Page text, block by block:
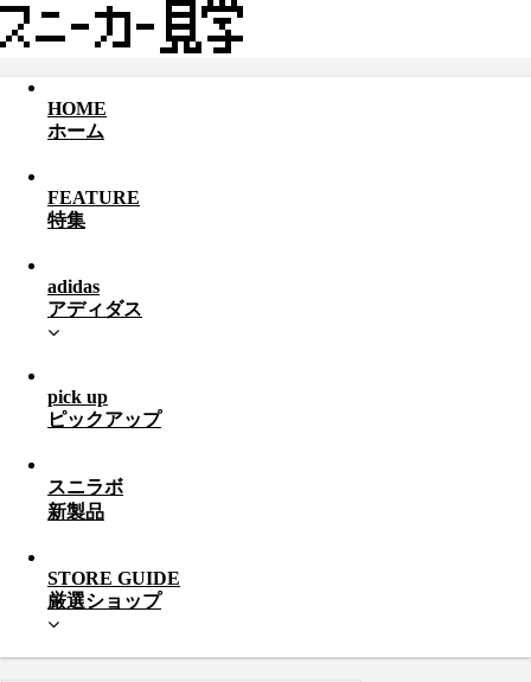
HOME
ホーム
FEATURE
特集
adidas
アディダス
pick up
ピックアップ
スニラボ
新製品
STORE GUIDE
厳選ショップ